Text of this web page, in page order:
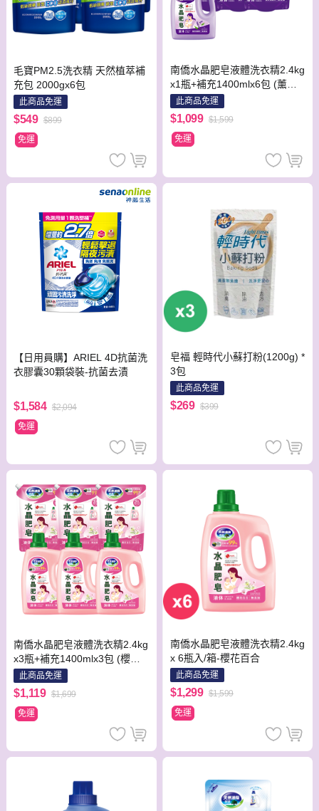
毛寶PM2.5洗衣精 天然植萃補
充包 2000gx6包
此商品免運
$549 $899
免運
南僑水晶肥皂液體洗衣精2.4kg
x1瓶+補充1400mlx6包 (薰衣
馬鞭草)
此商品免運
$1,099 $1,599
免運
【日用員購】ARIEL 4D抗菌洗
衣膠囊30顆袋裝-抗菌去漬
$1,584 $2,094
免運
皂福 輕時代小蘇打粉(1200g) *
3包
此商品免運
$269 $399
南僑水晶肥皂液體洗衣精2.4kg
x3瓶+補充1400mlx3包 (櫻花
百合)
此商品免運
$1,119 $1,699
免運
南僑水晶肥皂液體洗衣精2.4kg
x 6瓶入/箱-櫻花百合
此商品免運
$1,299 $1,599
免運